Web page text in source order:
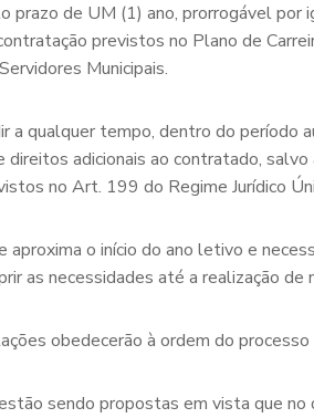
prazo de UM (1) ano, prorrogável por
previstos no Plano de
Municipais.
a qualquer tempo, dentro do período
direitos adicionais ao contratado,
no Art. 199 do Regime Jurídico
o início do ano letivo e
as necessidades até a realização de
obedecerão à ordem do
sendo propostas em vista que